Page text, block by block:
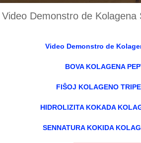
Video Demonstro de Kolagena
Video Demonstro de
BOVA KOLAGENA
FIŜOJ KOLAGENO
HIDROLIZITA KOKADA
SENNATURA KOKIDA